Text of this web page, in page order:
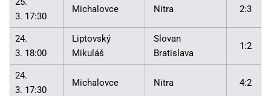
3. 17:30
Michalovce Nitra 2:3
24.
3. 18:00
Liptovský
Mikuláš
Slovan
Bratislava
1:2
24.
3. 17:30
Michalovce Nitra 4:2